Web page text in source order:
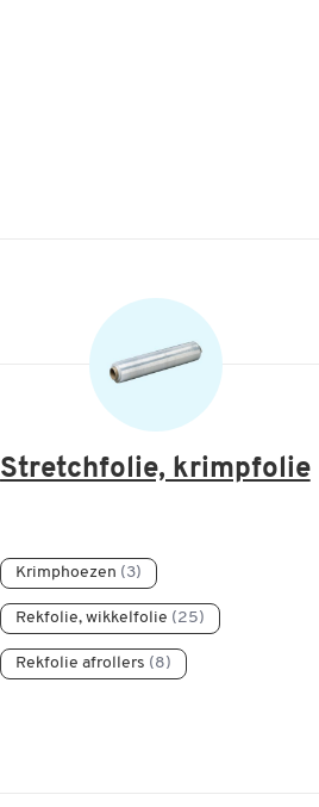
Stretchfolie, krimpfolie
Krimphoezen (3)
Rekfolie, wikkelfolie (25)
Rekfolie afrollers (8)